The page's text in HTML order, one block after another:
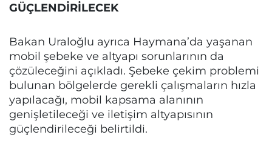
GÜÇLENDİRİLECEK
Bakan Uraloğlu ayrıca Haymana’da yaşanan
mobil şebeke ve altyapı sorunlarının da
çözüleceğini açıkladı. Şebeke çekim problemi
bulunan bölgelerde gerekli çalışmaların hızla
yapılacağı, mobil kapsama alanının
genişletileceği ve iletişim altyapısının
güçlendirileceği belirtildi.